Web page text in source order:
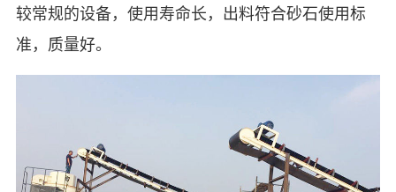
较常规的设备，使用寿命长，出料符合砂石使用标
准，质量好。